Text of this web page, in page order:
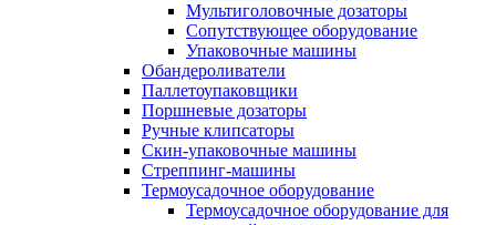
Мультиголовочные дозаторы
Сопутствующее оборудование
Упаковочные машины
Обандероливатели
Паллетоупаковщики
Поршневые дозаторы
Ручные клипсаторы
Скин-упаковочные машины
Стреппинг-машины
Термоусадочное оборудование
Термоусадочное оборудование для